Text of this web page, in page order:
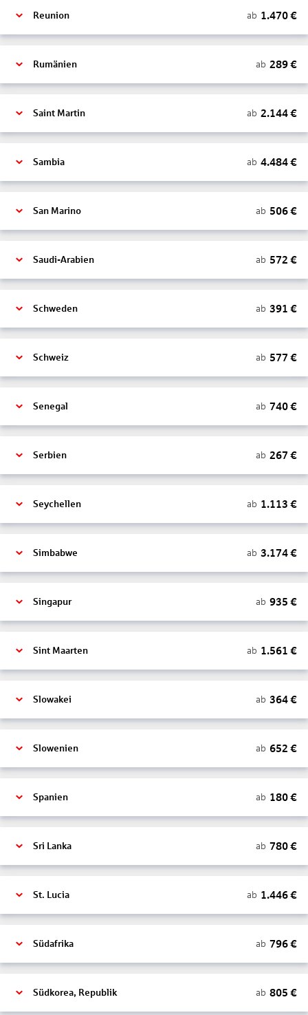
Reunion ab 1.470€
Rumänien ab 289€
Saint Martin ab 2.144€
Sambia ab 4.484€
San Marino ab 506€
Saudi-Arabien ab 572 €
Schweden ab 391 €
Schweiz ab 577 €
Senegal ab 740€
Serbien ab 267 €
Seychellen ab 1.113 €
Simbabwe ab 3.174€
Singapur ab 935 €
Sint Maarten ab 1.561 €
Slowakei ab 364€
Slowenien ab 652 €
Spanien ab 180€
Sri Lanka ab 780€
St. Lucia ab 1.446€
Südafrika ab 796€
Südkorea, Republik ab 805 €